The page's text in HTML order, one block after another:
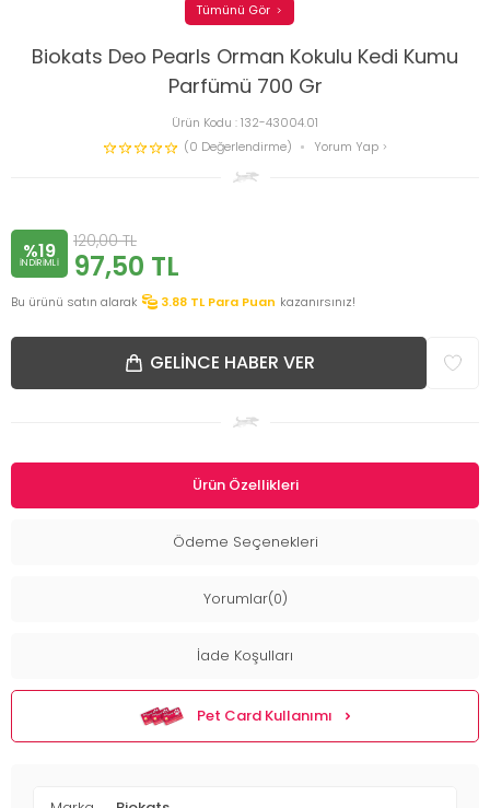
Biokats Deo Pearls Orman Kokulu Kedi Kumu
Parfümü 700 Gr
Ürün Kodu :132-43004.01
(0 Değerlendirme)
Yorum Yap
Tümünü Gör
%19
INDIRIMLI
120,00TL
97,50 TL
Bu ürünü satın alarak 3.88 TL Para Puan kazanırsınız!
GELINCE HABER VER
Ürün Özellikleri
Ödeme Seçenekleri
Yorumlar(0)
İade Koşulları
Pet Card Kullanımı